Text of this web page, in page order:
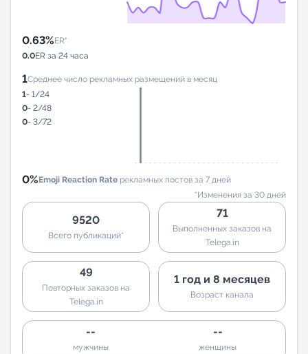
0.63%ER*
0.0ER за 24 часа
1Среднее число рекламных размещений в месяц
1- 1/24
0- 2/48
0- 3/72
0%Emoji Reaction Rate рекламных постов за 7 дней
*Изменения за 30 дней
9520
Всего публикаций*
71
Выполненных заказов на
Telega.in
49
Повторных заказов на
Telega.in
1 год и 8 месяцев
Возраст канала
--
мужчины
--
женщины